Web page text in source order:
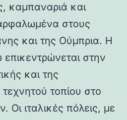
καμπαναριά και
στους
και της Ούμπρια. Η
επικεντρώνεται στην
και της
τοπίου στο
Οι ιταλικές πόλεις, με